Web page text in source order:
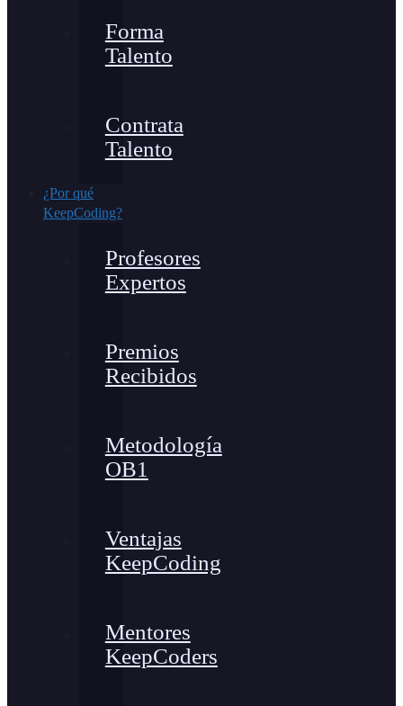
Forma
Talento
Contrata
Talento
¿Por qué
KeepCoding?
Profesores
Expertos
Premios
Recibidos
Metodología
OB1
Ventajas
KeepCoding
Mentores
KeepCoders